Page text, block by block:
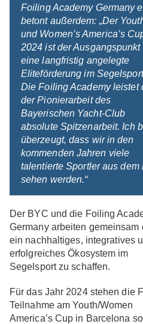
Foiling Academy Germany
betont außerdem: „Der
und Women’s America’s
2024 ist der Ausgangspunkt
eine langfristig angelegte
Eliteförderung im
Die Foiling Academy leistet
der Pionierarbeit des
Bayerischen Yacht-Club
absolute Spitzenarbeit. Ich
überzeugt, dass wir in den
kommenden Jahren viele
talentierte Sportler aus dem
sehen werden.“
Der BYC und die Foiling
Germany arbeiten gemeinsam
ein nachhaltiges, integratives
erfolgreiches Ökosystem im
Segelsport zu schaffen.
Für das Jahr 2024 stehen die
Teilnahme am Youth/Women
America’s Cup in Barcelona